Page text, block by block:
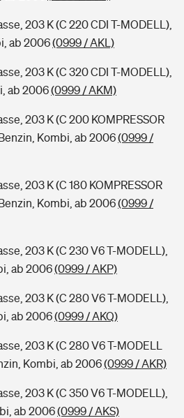
203 K (C 220 CDI T-MODELL),
ab 2006(0999 / AKL)
203 K (C 320 CDI T-MODELL),
ab 2006(0999 / AKM)
203 K (C 200 KOMPRESSOR
Kombi, ab 2006(0999 /
203 K (C 180 KOMPRESSOR
Kombi, ab 2006(0999 /
203 K (C 230 V6 T-MODELL),
ab 2006(0999 / AKP)
203 K (C 280 V6 T-MODELL),
ab 2006(0999 / AKQ)
203 K (C 280 V6 T-MODELL
Kombi, ab 2006(0999 / AKR)
203 K (C 350 V6 T-MODELL),
ab 2006(0999 / AKS)